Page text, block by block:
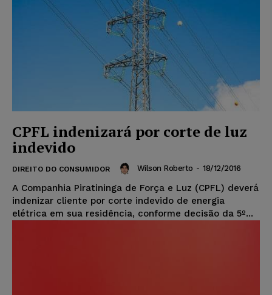
CPFL indenizará por corte de luz
indevido
DIREITO DO CONSUMIDOR Wilson Roberto - 18/12/2016
A Companhia Piratininga de Força e Luz (CPFL) deverá
indenizar cliente por corte indevido de energia
elétrica em sua residência, conforme decisão da 5º...